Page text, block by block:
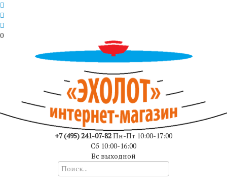
0
+7 (495) 241-07-82Пн-Пт 10:00-17:00
Сб 10:00-16:00
Вс выходной